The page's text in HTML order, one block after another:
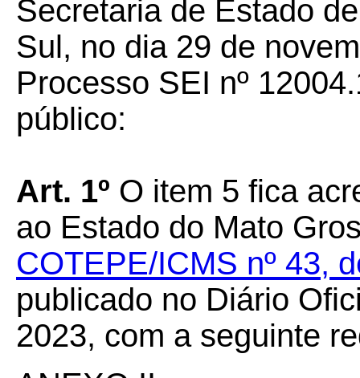
Secretaria de Estado
Sul, no dia 29 de
Processo SEI nº
público:
Art. 1º O item 5 fica
ao Estado do Mato
COTEPE/ICMS nº 43,
publicado no Diário
2023, com a seguinte